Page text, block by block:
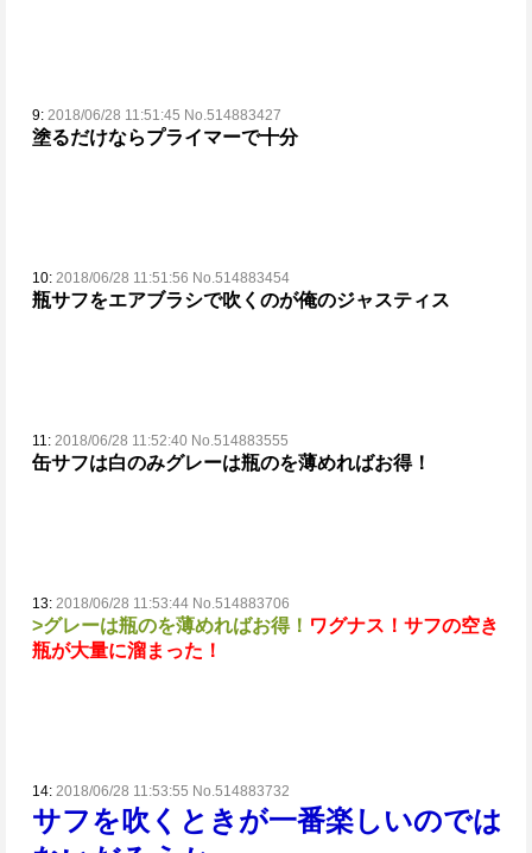
9: 2018/06/28 11:51:45 No.514883427
塗るだけならプライマーで十分
10: 2018/06/28 11:51:56 No.514883454
瓶サフをエアブラシで吹くのが俺のジャスティス
11: 2018/06/28 11:52:40 No.514883555
缶サフは白のみグレーは瓶のを薄めればお得！
13: 2018/06/28 11:53:44 No.514883706
>グレーは瓶のを薄めればお得！ ワグナス！サフの空き
瓶が大量に溜まった！
14: 2018/06/28 11:53:55 No.514883732
サフを吹くときが一番楽しいのでは